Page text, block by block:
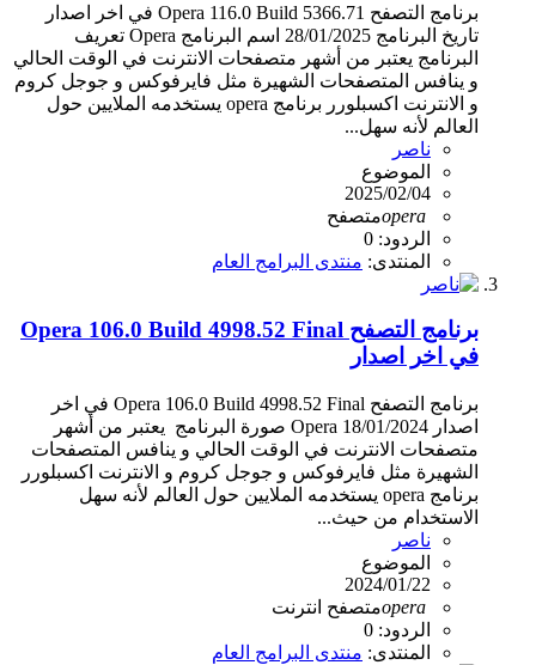
برنامج التصفح Opera 116.0 Build 5366.71 في اخر اصدار
تاريخ البرنامج 28/01/2025 اسم البرنامج Opera تعريف
البرنامج يعتبر من أشهر متصفحات الانترنت في الوقت الحالي
و ينافس المتصفحات الشهيرة مثل فايرفوكس و جوجل كروم
و الانترنت اكسبلورر برنامج opera يستخدمه الملايين حول
العالم لأنه سهل...
ناصر
الموضوع
2025/02/04
operaمتصفح
الردود: 0
المنتدى: منتدى البرامج العام
برنامج التصفح Opera 106.0 Build 4998.52 Final
في اخر اصدار
برنامج التصفح Opera 106.0 Build 4998.52 Final في اخر
اصدار 18/01/2024 Opera صورة البرنامج ‫ يعتبر من أشهر
متصفحات الانترنت في الوقت الحالي و ينافس المتصفحات
الشهيرة مثل فايرفوكس و جوجل كروم و الانترنت اكسبلورر
برنامج opera يستخدمه الملايين حول العالم لأنه سهل
الاستخدام من حيث...
ناصر
الموضوع
2024/01/22
operaمتصفح انترنت
الردود: 0
المنتدى: منتدى البرامج العام